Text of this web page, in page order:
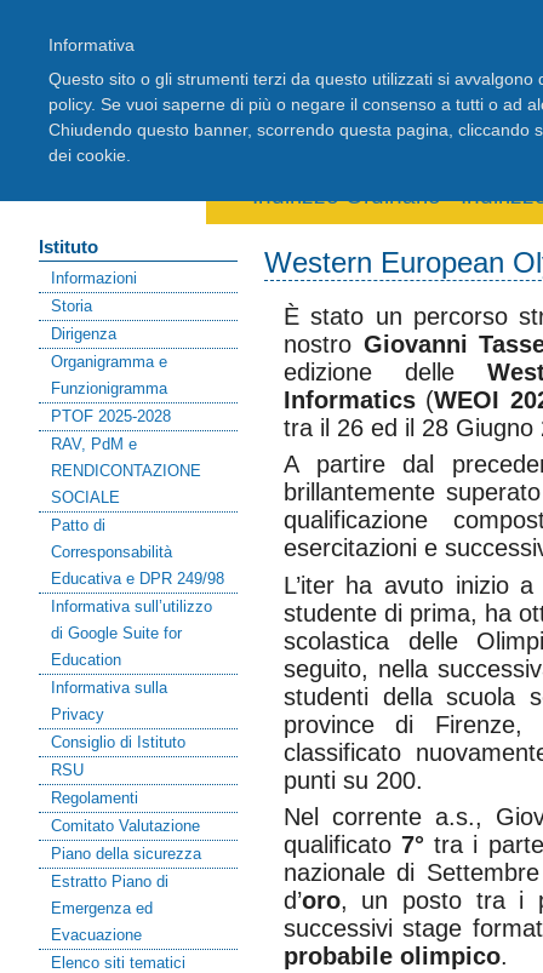
Home Registro Elettronico
Indirizzo Ordinario-
Istituto
Informazioni
Storia
Dirigenza
Organigramma e
Funzionigramma
PTOF 2025-2028
RAV, PdM e
RENDICONTAZIONE
SOCIALE
Patto di
Corresponsabilità
Educativa e DPR 249/98
Informativa sull’utilizzo
di Google Suite for
Education
Informativa sulla
Privacy
Consiglio di Istituto
RSU
Regolamenti
Comitato Valutazione
Piano della sicurezza
Estratto Piano di
Emergenza ed
Evacuazione
Elenco siti tematici
Western European
Èstato un percorso
nostro Giovanni
edizione delle
Informatics (WEOI
tra il 26 ed il 28 Giugno
A partire dal
brillantemente
qualificazione
esercitazioni e
L’iter ha avuto inizio
studente di prima, ha
scolastica delle
seguito, nella
studenti della scuola
province di
classificato
punti su 200.
Nel corrente a.s.,
qualificato 7° tra i
nazionale di
d’oro, un posto tra i
successivi stage
probabile olimpico.
Informativa
Questo sito o gli strumenti terzi da questo utilizzati si
policy. Se vuoi saperne di più o negare il consenso a tutti o ad
Chiudendo questo banner, scorrendo questa pagina, cliccando
dei cookie.